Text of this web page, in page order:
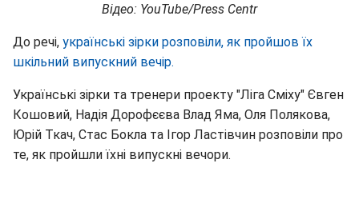
Відео: YouTube/Press Centr
До речі, українські зірки розповіли, як пройшов їх
шкільний випускний вечір.
Українські зірки та тренери проекту "Ліга Сміху" Євген
Кошовий, Надія Дорофєєва Влад Яма, Оля Полякова,
Юрій Ткач, Стас Бокла та Ігор Ластівчин розповіли про
те, як пройшли їхні випускні вечори.